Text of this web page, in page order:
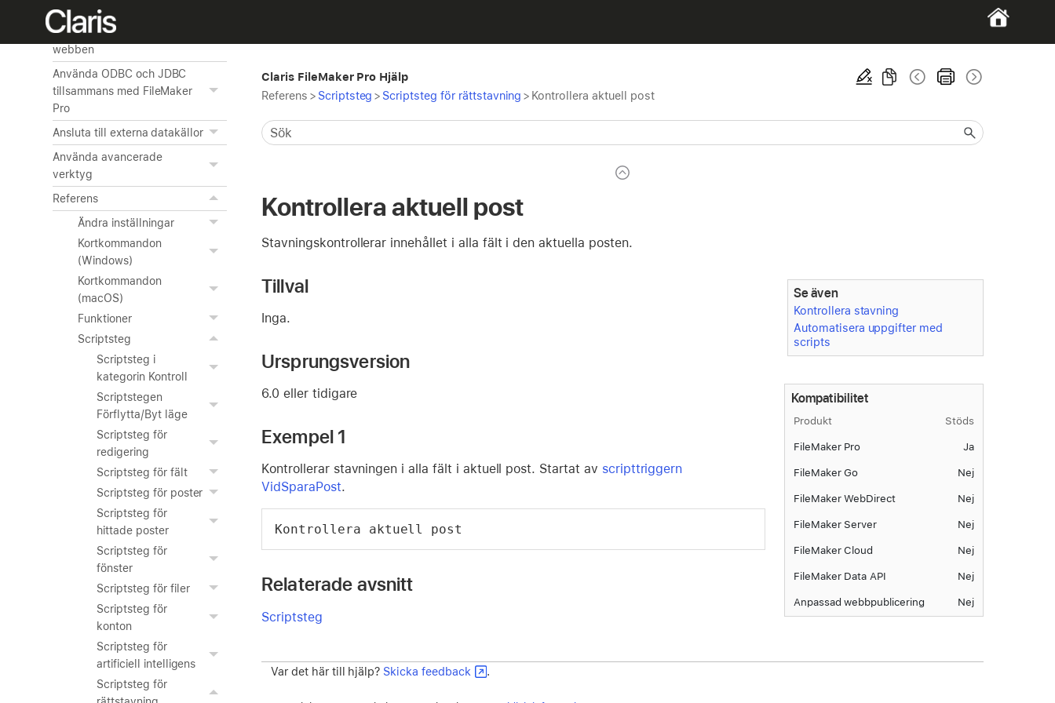
exportera data
Publicera databaser på
webben
Använda ODBC och JDBC
tillsammans med FileMaker
Pro
Ansluta till externa datakällor
Använda avancerade
verktyg
Referens
Ändra inställningar
Kortkommandon
(Windows)
Kortkommandon
(macOS)
Funktioner
Scriptsteg
Scriptsteg i
kategorin Kontroll
Scriptstegen
Förflytta/Byt läge
Scriptsteg för
redigering
Scriptsteg för fält
Scriptsteg för poster
Scriptsteg för
hittade poster
Scriptsteg för
fönster
Scriptsteg för filer
Scriptsteg för
konton
Scriptsteg för
artificiell intelligens
Scriptsteg för
Claris FileMaker Pro Hjälp
Referens > Scriptsteg > Scriptsteg för rättstavning > Kontrollera aktuell post
Kontrollera aktuell post
Stavningskontrollerar innehållet i alla fält i den aktuella posten.
Se även
Kontrollera stavning
Automatisera uppgifter med
scripts
Tillval
Inga.
Kompatibilitet
Produkt Stöds
FileMaker Pro Ja
FileMaker Go Nej
FileMaker WebDirect Nej
FileMaker Server Nej
FileMaker Cloud Nej
FileMaker Data API Nej
Anpassad webbpublicering Nej
Ursprungsversion
6.0 eller tidigare
Exempel 1
Kontrollerar stavningen i alla fält i aktuell post. Startat av scripttriggern
VidSparaPost.
Kontrollera aktuell post
Relaterade avsnitt
Scriptsteg
Var det här till hjälp? Skicka feedback .